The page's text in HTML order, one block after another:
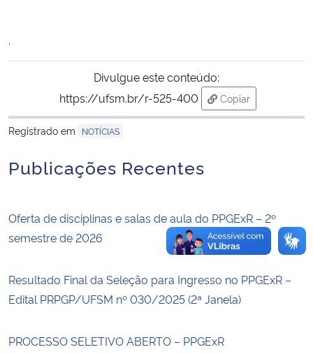
Banco Central do Brasil
Planalto
.
Divulgue este conteúdo:
https://ufsm.br/r-525-400
Copiar
para área de
Registrado em
NOTÍCIAS
Publicações Recentes
Oferta de disciplinas e salas de aula do PPGExR – 2º
semestre de 2026
Resultado Final da Seleção para Ingresso no PPGExR –
Edital PRPGP/UFSM nº 030/2025 (2ª Janela)
PROCESSO SELETIVO ABERTO – PPGExR